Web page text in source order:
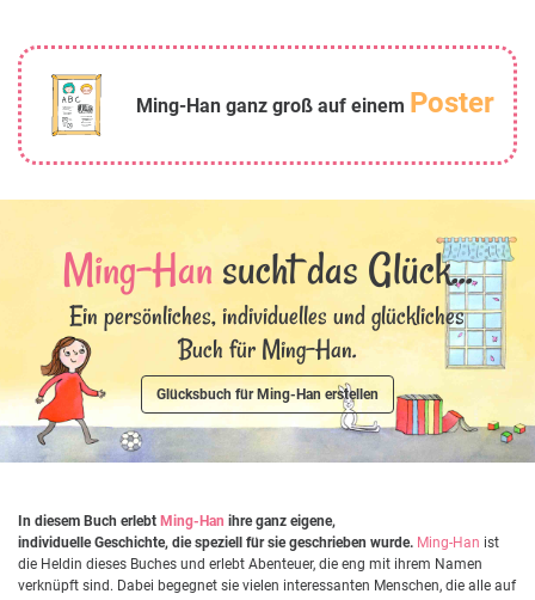
Ming-Han ganz groß auf einem Poster
Ming-Hansucht das Glück...
Ein persönliches, individuelles und glückliches
Buch für Ming-Han.
Glücksbuch für Ming-Han erstellen
In diesem Buch erlebt Ming-Han ihre ganz eigene,
individuelle Geschichte, die speziell für sie geschrieben wurde. Ming-Han ist
die Heldin dieses Buches und erlebt Abenteuer, die eng mit ihrem Namen
verknüpft sind. Dabei begegnet sie vielen interessanten Menschen, die alle auf